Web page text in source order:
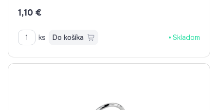
1,10 €
ks Do košíka Skladom